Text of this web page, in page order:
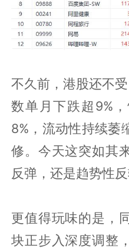
不久前，港股还不
数单月下跌超9%
8%，流动性持续萎
修。今天这突如其
反弹，还是趋势性
更值得玩味的是，
块正步入深度调整